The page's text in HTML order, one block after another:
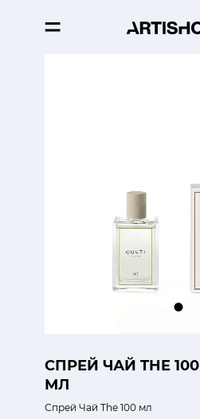
СПРЕЙ ЧАЙ THE 100
МЛ
Спрей Чай The 100 мл